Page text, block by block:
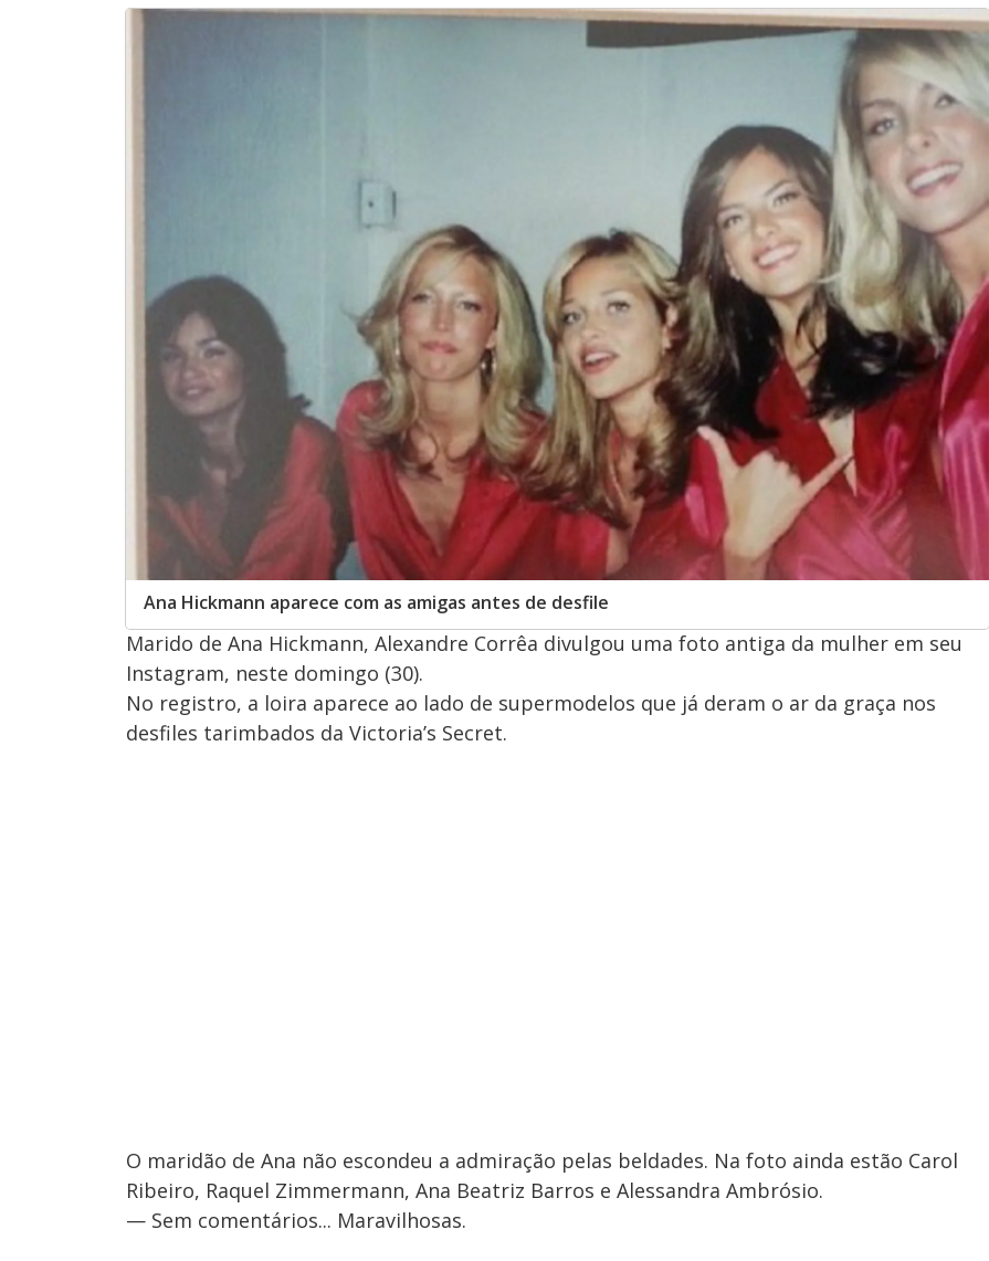
Ana Hickmann aparece com as amigas antes de desfile
Marido de Ana Hickmann, Alexandre Corrêa divulgou uma foto antiga da mulher em seu
Instagram, neste domingo (30).
No registro, a loira aparece ao lado de supermodelos que já deram o ar da graça nos
desfiles tarimbados da Victoria’s Secret.
O maridão de Ana não escondeu a admiração pelas beldades. Na foto ainda estão Carol
Ribeiro, Raquel Zimmermann, Ana Beatriz Barros e Alessandra Ambrósio.
— Sem comentários... Maravilhosas.